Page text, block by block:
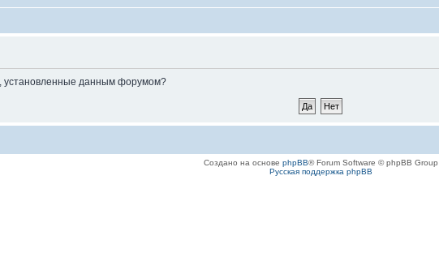
установленные данным форумом?
Создано на основе phpBB® Forum Software © phpBB Group
Русская поддержка phpBB